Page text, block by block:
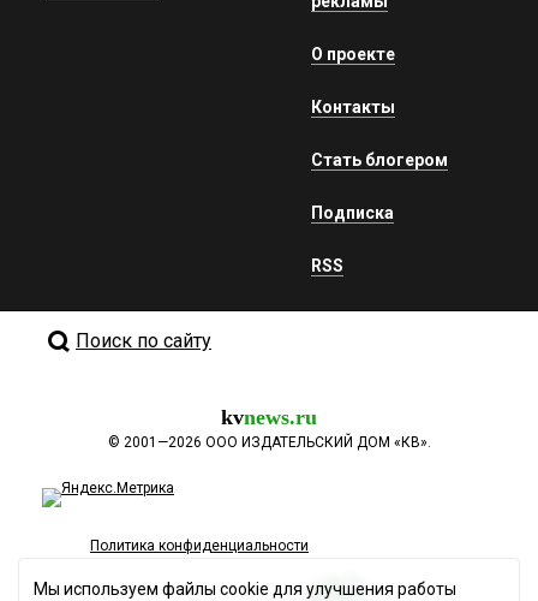
О проекте
Контакты
Стать блогером
Подписка
RSS
Поиск по сайту
kvnews.ru
© 2001—2026 ООО ИЗДАТЕЛЬСКИЙ ДОМ «КВ».
Политика конфиденциальности
Мы используем файлы cookie для улучшения работы